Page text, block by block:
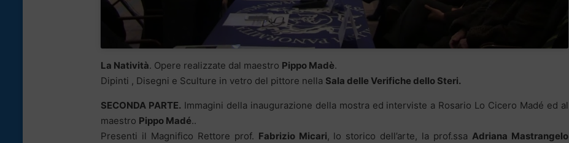
La Natività. Opere realizzate dal maestro Pippo Madè.
Dipinti , Disegni e Sculture in vetro del pittore nella Sala delle Verifiche dello Steri.
SECONDA PARTE. Immagini della inaugurazione della mostra ed interviste a Rosario Lo Cicero Madé ed al
maestro Pippo Madé..
Presenti il Magnifico Rettore prof. Fabrizio Micari, lo storico dell’arte, la prof.ssaAdriana Mastrangelo